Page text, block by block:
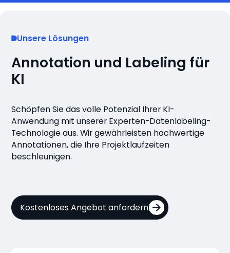
Unsere Lösungen
Annotation und Labeling für
KI
Schöpfen Sie das volle Potenzial Ihrer KI-
Anwendung mit unserer Experten-Datenlabeling-
Technologie aus. Wir gewährleisten hochwertige
Annotationen, die Ihre Projektlaufzeiten
beschleunigen.
Kostenloses Angebot anfordern